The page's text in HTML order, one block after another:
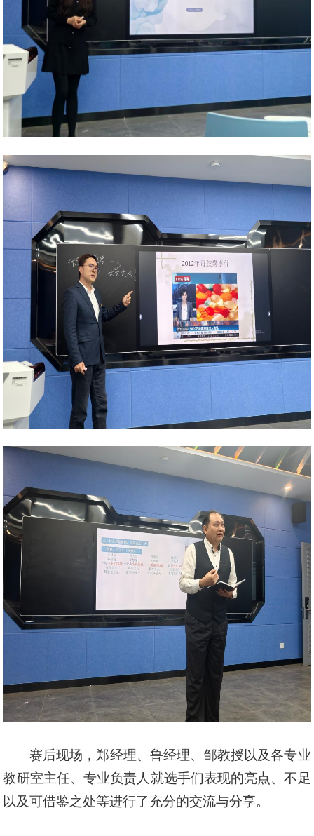
赛后现场，郑经理、鲁经理、邹教授以及各专业
教研室主任、专业负责人就选手们表现的亮点、不足
以及可借鉴之处等进行了充分的交流与分享。